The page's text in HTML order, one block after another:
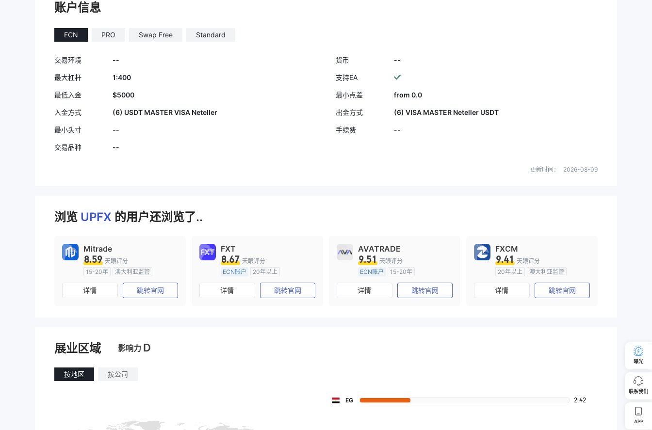
的解决方案。 附件有与 UPFX 相关
随时与我联系。
账户信息
ECN PRO Swap Free Standard
交易环境 -- 货币 --
最大杠杆 1:400 支持EA
最低入金 $5000 最小点差 from 0.0
入金方式 (6) USDT MASTER VISA Neteller 出金方式 (6) VISA MASTER Neteller USDT
最小头寸 -- 手续费 --
交易品种 --
更新时间： 2026-08-09
浏览 UPFX 的用户还浏览了..
Mitrade
8.59 天眼评分
15-20年
澳大利亚监管
全牌照 (MM)
自研
详情 跳转官网
FXT
8.67 天眼评分
ECN账户
20年以上
澳大利亚监管
全牌照 (MM)
主标MT4
详情 跳转官网
AVATRADE
9.51 天眼评分
ECN账户
15-20年
澳大利亚监管
全牌照 (MM)
主标MT4
详情 跳转官网
FXCM
9.41 天眼评分
20年以上
澳大利亚监管
全牌照 (MM)
主标MT4
详情 跳转官网
展业区域 影响力 D
按地区 按公司
EG 2.42
曝光
联系我们
APP